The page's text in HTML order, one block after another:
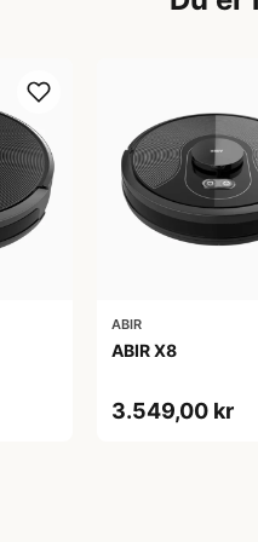
ABIR
ABIR X8
3.549,00 kr